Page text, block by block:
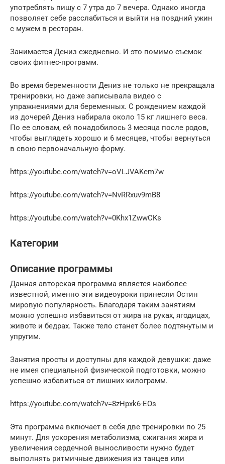
употреблять пищу с 7 утра до 7 вечера. Однако иногда
позволяет себе расслабиться и выйти на поздний ужин
с мужем в ресторан.
Занимается Дениз ежедневно. И это помимо съемок
своих фитнес-программ.
Во время беременности Дениз не только не прекращала
тренировки, но даже записывала видео с
упражнениями для беременных. С рождением каждой
из дочерей Дениз набирала около 15 кг лишнего веса.
По ее словам, ей понадобилось 3 месяца после родов,
чтобы выглядеть хорошо и 6 месяцев, чтобы вернуться
в свою первоначальную форму.
https://youtube.com/watch?v=oVLJVAKem7w
https://youtube.com/watch?v=NvRRxuv9mB8
https://youtube.com/watch?v=0Khx1ZwwCKs
Категории
Описание программы
Данная авторская программа является наиболее
известной, именно эти видеоуроки принесли Остин
мировую популярность. Благодаря таким занятиям
можно успешно избавиться от жира на руках, ягодицах,
животе и бедрах. Также тело станет более подтянутым и
упругим.
Занятия просты и доступны для каждой девушки: даже
не имея специальной физической подготовки, можно
успешно избавиться от лишних килограмм.
https://youtube.com/watch?v=8zHpxk6-EOs
Эта программа включает в себя две тренировки по 25
минут. Для ускорения метаболизма, сжигания жира и
увеличения сердечной выносливости нужно будет
выполнять ритмичные движения из танцев или